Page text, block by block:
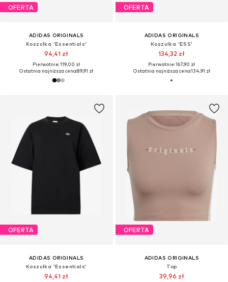
OFERTA
ADIDAS ORIGINALS
Koszulka 'Essentials'
94,41 zł
Pierwotnie: 119,00 zł
Ostatnia najniższa cena:89,91 zł
OFERTA
ADIDAS ORIGINALS
Koszulka 'ESS'
134,32 zł
Pierwotnie: 167,90 zł
Ostatnia najniższa cena:134,91 zł
OFERTA
ADIDAS ORIGINALS
Koszulka 'Essentials'
94,41 zł
OFERTA
ADIDAS ORIGINALS
Top
39,96 zł